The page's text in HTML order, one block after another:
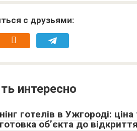
с друзьями:
интересно
готелів в Ужгороді: ціна
об’єкта до